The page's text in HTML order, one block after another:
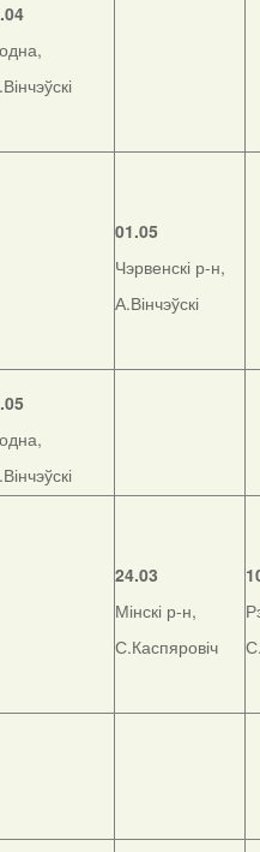
01.05
Чэрвенскі р-н,
А.Вінчэўскі
24.03
Мінскі р-н,
С.Каспяровіч